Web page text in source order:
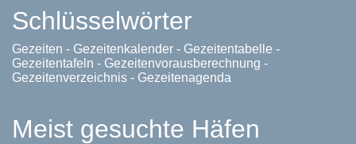
Schlüsselwörter
Gezeiten - Gezeitenkalender - Gezeitentabelle -
Gezeitentafeln - Gezeitenvorausberechnung -
Gezeitenverzeichnis - Gezeitenagenda
Meist gesuchte Häfen